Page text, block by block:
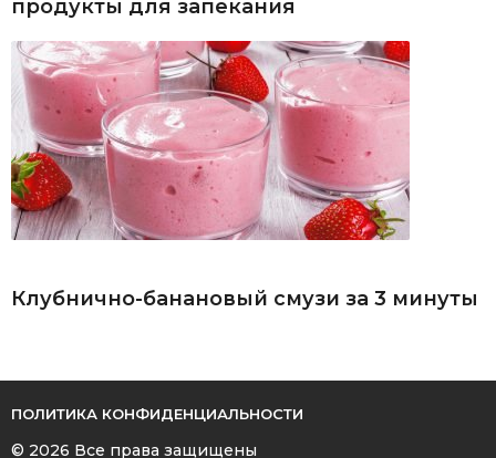
продукты для запекания
Клубнично-банановый смузи за 3 минуты
ПОЛИТИКА КОНФИДЕНЦИАЛЬНОСТИ
© 2026 Все права защищены